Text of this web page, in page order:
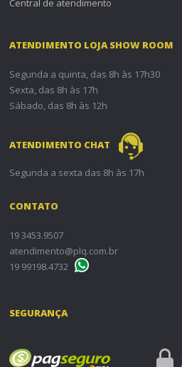
Central de atendimento
ATENDIMENTO LOJA SHOW ROOM
Segunda a quinta, das 8h às 17h30
Sexta, das 8h às 17h
Sábado, das 8h às 12h
ATENDIMENTO CHAT
Segunda a sexta das 8h às 17h
CONTATO
19 3453.9507
atendimento@plq.com.br
19 99198.4732
SEGURANÇA